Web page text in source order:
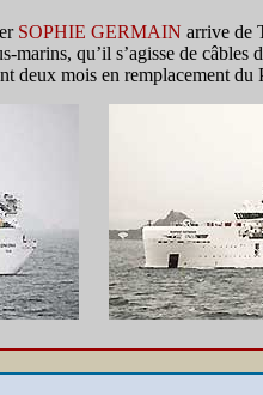
SOPHIE GERMAIN arrive de
marins, qu’il s’agisse de
deux mois en remplacement